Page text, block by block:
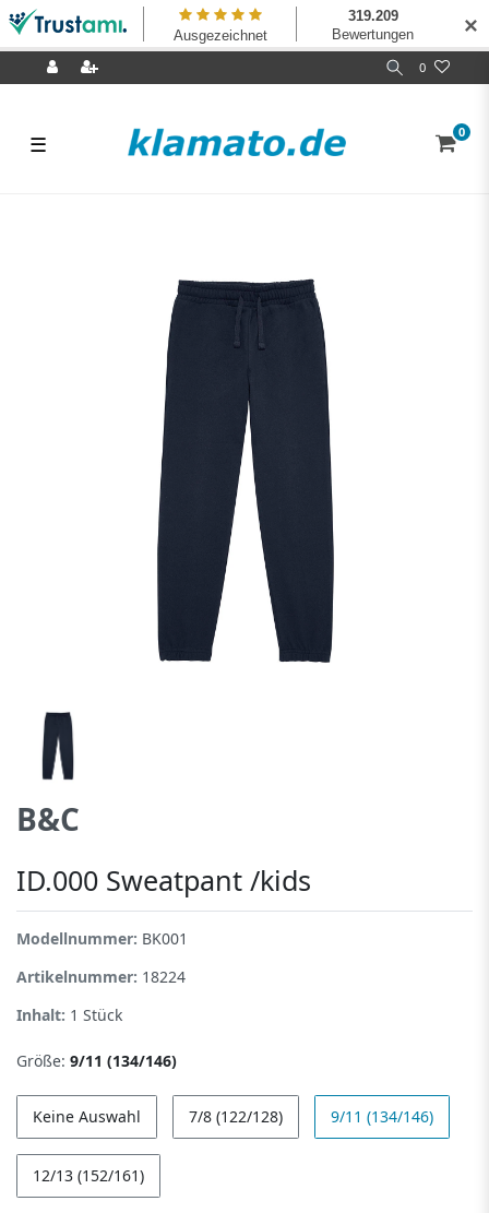
0
☰ 0
B&C
ID.000 Sweatpant /kids
Modellnummer: BK001
Artikelnummer: 18224
Inhalt: 1 Stück
Größe: 9/11 (134/146)
Keine Auswahl 7/8 (122/128) 9/11 (134/146)
12/13 (152/161)
✕